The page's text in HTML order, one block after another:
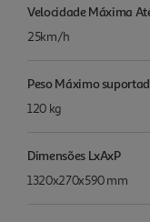
Velocidade Máxima
25km/h
Peso Máximo
120 kg
Dimensões LxAxP
1320x270x590 mm